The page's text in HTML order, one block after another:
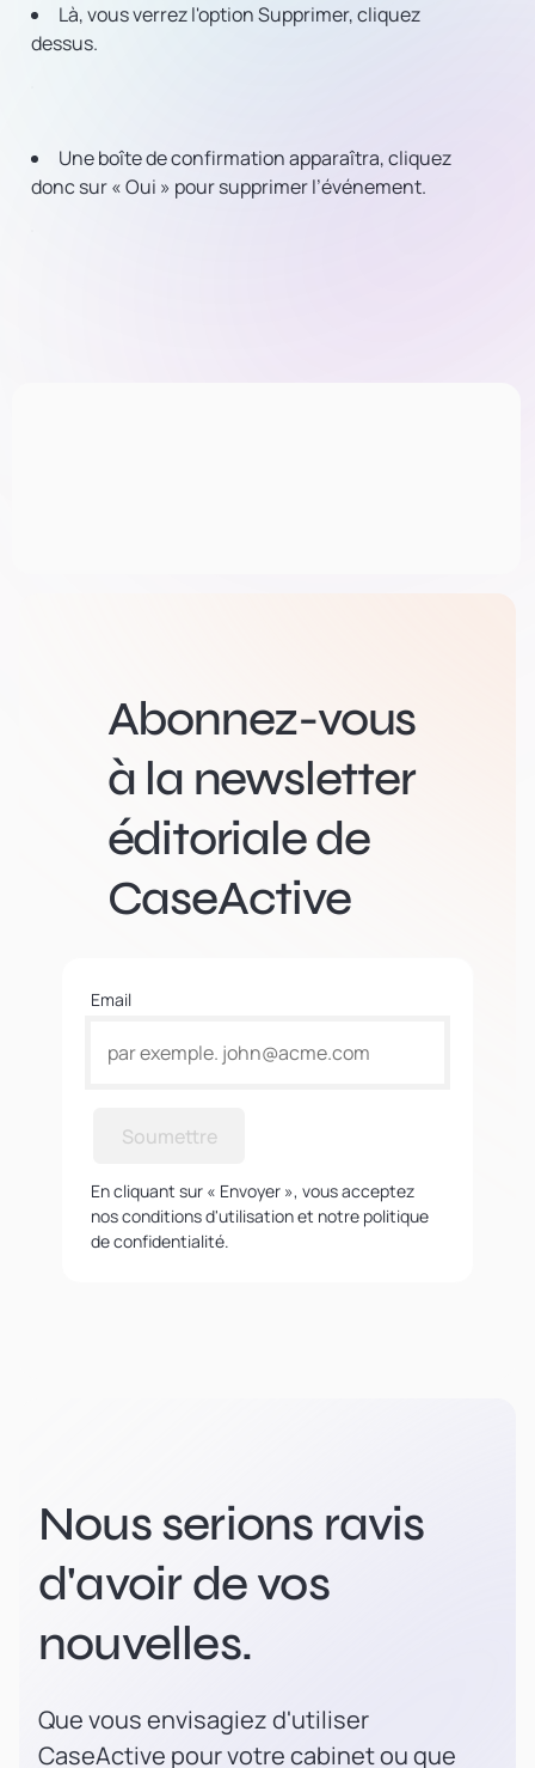
Là, vous verrez l'option Supprimer, cliquez
dessus.
Une boîte de confirmation apparaîtra, cliquez
donc sur « Oui » pour supprimer l’événement.
Abonnez-vous
à la newsletter
éditoriale de
CaseActive
Email
Soumettre
En cliquant sur « Envoyer », vous acceptez
nos conditions d'utilisation et notre politique
de confidentialité.
Nous serions ravis
d'avoir de vos
nouvelles.
Que vous envisagiez d'utiliser
CaseActive pour votre cabinet ou que